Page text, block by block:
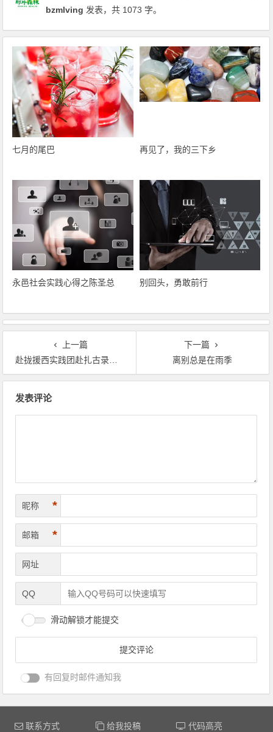
bzmlving 发表，共 1073 字。
七月的尾巴 再见了，我的三下乡
永邑社会实践心得之陈圣总 别回头，勇敢前行
上一篇
赴拢援西实践团赴扎古录学校调研
下一篇
离别总是在雨季
发表评论
昵称 *
邮箱 *
网址
QQ
滑动解锁才能提交
有回复时邮件通知我
联系方式 给我投稿 代码高亮